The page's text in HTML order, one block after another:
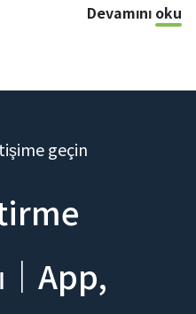
Devamını oku
geçin
｜App,